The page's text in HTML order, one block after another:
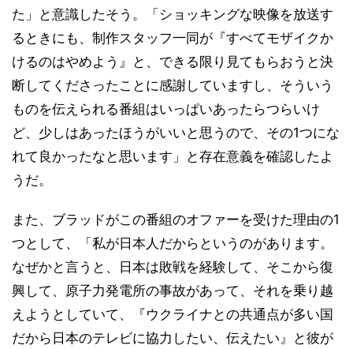
た」と意識したそう。「ショッキングな映像を放送す
るときにも、制作スタッフ一同が『すべてモザイクか
けるのはやめよう』と、できる限り見てもらおうと決
断してくださったことに感謝していますし、そういう
ものを伝えられる番組はいっぱいあったらつらいけ
ど、少しはあったほうがいいと思うので、その1つにな
れて良かったなと思います」と存在意義を確認したよ
うだ。
また、ブラッドがこの番組のオファーを受けた理由の1
つとして、「私が日本人だからというのがあります。
なぜかと言うと、日本は敗戦を経験して、そこから復
興して、原子力発電所の事故があって、それを乗り越
えようとしていて、『ウクライナとの共通点が多い国
だから日本のテレビに協力したい、伝えたい』と彼が